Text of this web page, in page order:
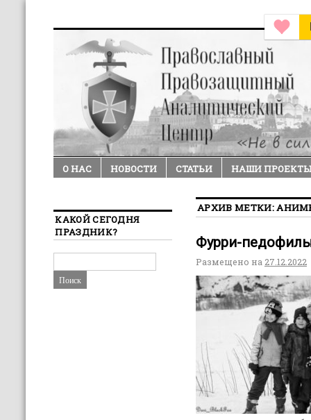
О НАС НОВОСТИ СТАТЬИ НАШИ
АРХИВ МЕТКИ:
Фурри-
Размещено на 27.12.2022
КАКОЙ СЕГОДНЯ
ПРАЗДНИК?